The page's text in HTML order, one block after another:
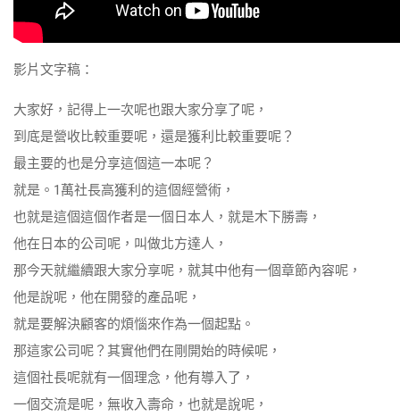
影片文字稿：
大家好，記得上一次呢也跟大家分享了呢，
到底是營收比較重要呢，還是獲利比較重要呢？
最主要的也是分享這個這一本呢？
就是。1萬社長高獲利的這個經營術，
也就是這個這個作者是一個日本人，就是木下勝壽，
他在日本的公司呢，叫做北方達人，
那今天就繼續跟大家分享呢，就其中他有一個章節內容呢，
他是說呢，他在開發的產品呢，
就是要解決顧客的煩惱來作為一個起點。
那這家公司呢？其實他們在剛開始的時候呢，
這個社長呢就有一個理念，他有導入了，
一個交流是呢，無收入壽命，也就是說呢，